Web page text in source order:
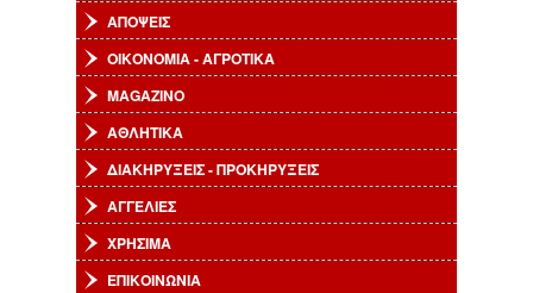
ΑΠΟΨΕΙΣ
ΟΙΚΟΝΟΜΙΑ - ΑΓΡΟΤΙΚΑ
MAGAZINO
ΑΘΛΗΤΙΚΑ
ΔΙΑΚΗΡΥΞΕΙΣ - ΠΡΟΚΗΡΥΞΕΙΣ
ΑΓΓΕΛΙΕΣ
ΧΡΗΣΙΜΑ
ΕΠΙΚΟΙΝΩΝΙΑ